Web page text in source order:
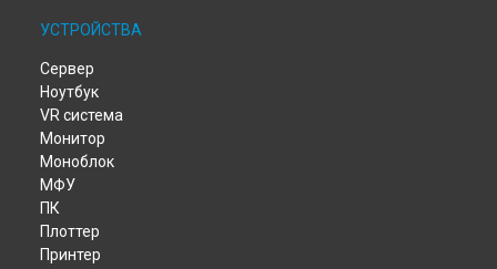
Диагностика ноутбука HP в
Диагностика ноутбука HP в
Диагностика ноутбука HP в
Диагностика ноутбука HP в
Диагностика ноутбука HP в
Диагностика ноутбука HP в
Диагностика ноутбука HP в
Диагностика ноутбука HP в
УСТРОЙСТВА
Сервер
Ноутбук
VR система
Монитор
Моноблок
МФУ
ПК
Плоттер
Принтер